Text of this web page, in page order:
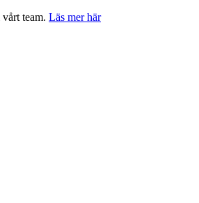
team. Läs mer här